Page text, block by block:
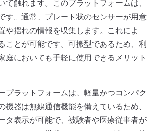
触れます。このプラットフォームは、
す。通常、プレート状のセンサーが用意
や揺れの情報を収集します。これによ
ことが可能です。可搬型であるため、利
においても手軽に使用できるメリット
プラットフォームは、軽量かつコンパク
器は無線通信機能を備えているため、
タ表示が可能で、被験者や医療従事者が